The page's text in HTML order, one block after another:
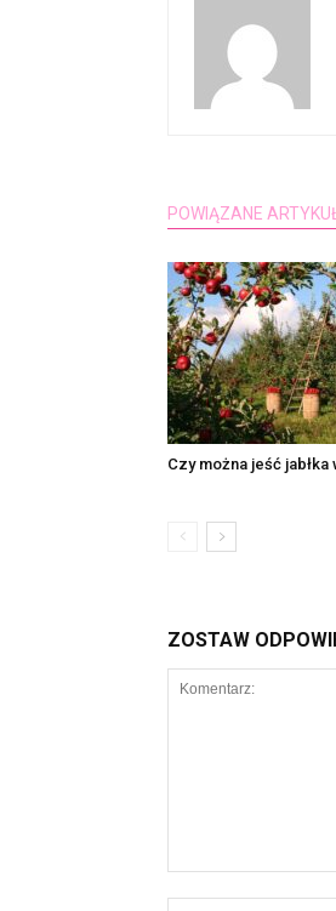
POWIĄZANE
Czy można jeść
ZOSTAW